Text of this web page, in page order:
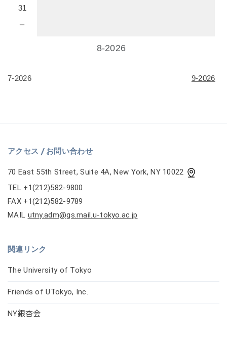
8-2026
31
－
7-2026 9-2026
アクセス / お問い合わせ
70 East 55th Street, Suite 4A, New York, NY 10022
TEL +1(212)582-9800
FAX +1(212)582-9789
MAIL utny.adm@gs.mail.u-tokyo.ac.jp
関連リンク
The University of Tokyo
Friends of UTokyo, Inc.
NY銀杏会